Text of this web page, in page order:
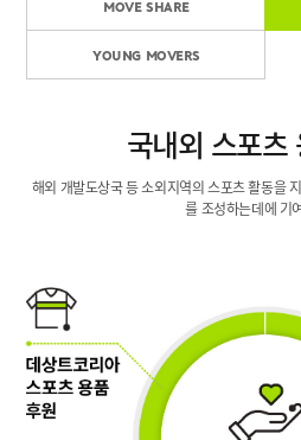
MOVE SHARE
YOUNG MOVERS
국내외 스포츠
해외 개발도상국 등 소외지역의 스포츠 활동을
를조성하는데에 기